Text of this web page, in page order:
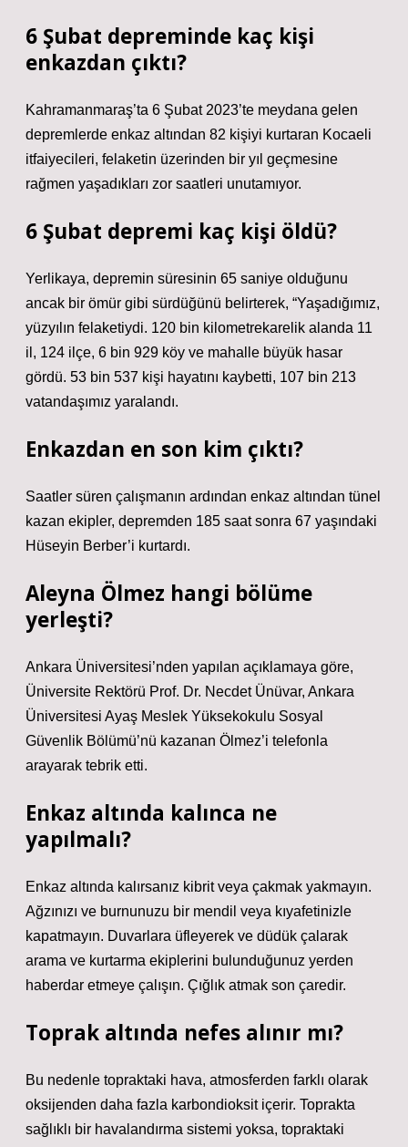
6 Şubat depreminde kaç kişi
enkazdan çıktı?
Kahramanmaraş’ta 6 Şubat 2023’te meydana gelen
depremlerde enkaz altından 82 kişiyi kurtaran Kocaeli
itfaiyecileri, felaketin üzerinden bir yıl geçmesine
rağmen yaşadıkları zor saatleri unutamıyor.
6 Şubat depremi kaç kişi öldü?
Yerlikaya, depremin süresinin 65 saniye olduğunu
ancak bir ömür gibi sürdüğünü belirterek, “Yaşadığımız,
yüzyılın felaketiydi. 120 bin kilometrekarelik alanda 11
il, 124 ilçe, 6 bin 929 köy ve mahalle büyük hasar
gördü. 53 bin 537 kişi hayatını kaybetti, 107 bin 213
vatandaşımız yaralandı.
Enkazdan en son kim çıktı?
Saatler süren çalışmanın ardından enkaz altından tünel
kazan ekipler, depremden 185 saat sonra 67 yaşındaki
Hüseyin Berber’i kurtardı.
Aleyna Ölmez hangi bölüme
yerleşti?
Ankara Üniversitesi’nden yapılan açıklamaya göre,
Üniversite Rektörü Prof. Dr. Necdet Ünüvar, Ankara
Üniversitesi Ayaş Meslek Yüksekokulu Sosyal
Güvenlik Bölümü’nü kazanan Ölmez’i telefonla
arayarak tebrik etti.
Enkaz altında kalınca ne
yapılmalı?
Enkaz altında kalırsanız kibrit veya çakmak yakmayın.
Ağzınızı ve burnunuzu bir mendil veya kıyafetinizle
kapatmayın. Duvarlara üfleyerek ve düdük çalarak
arama ve kurtarma ekiplerini bulunduğunuz yerden
haberdar etmeye çalışın. Çığlık atmak son çaredir.
Toprak altında nefes alınır mı?
Bu nedenle topraktaki hava, atmosferden farklı olarak
oksijenden daha fazla karbondioksit içerir. Toprakta
sağlıklı bir havalandırma sistemi yoksa, topraktaki